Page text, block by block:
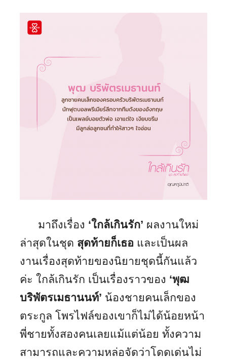
มาถึงเรื่อง ‘ใกล้เกินรัก’ ผลงานใหม่
ล่าสุดในชุด สุดท้ายก็เธอ และเป็นผล
งานเรื่องสุดท้ายของนิยายชุดนี้กันแล้ว
ค่ะ ใกล้เกินรัก เป็นเรื่องราวของ ‘พุฒ
บริพัตรเมธานนท์’ น้องชายคนเล็กของ
ตระกูล โพรไฟล์ของเขาก็ไม่ได้น้อยหน้า
พี่ชายทั้งสองคนเลยแม้แต่น้อย ทั้งความ
สามารถและความหล่อจัดว่าโดดเด่นไม่